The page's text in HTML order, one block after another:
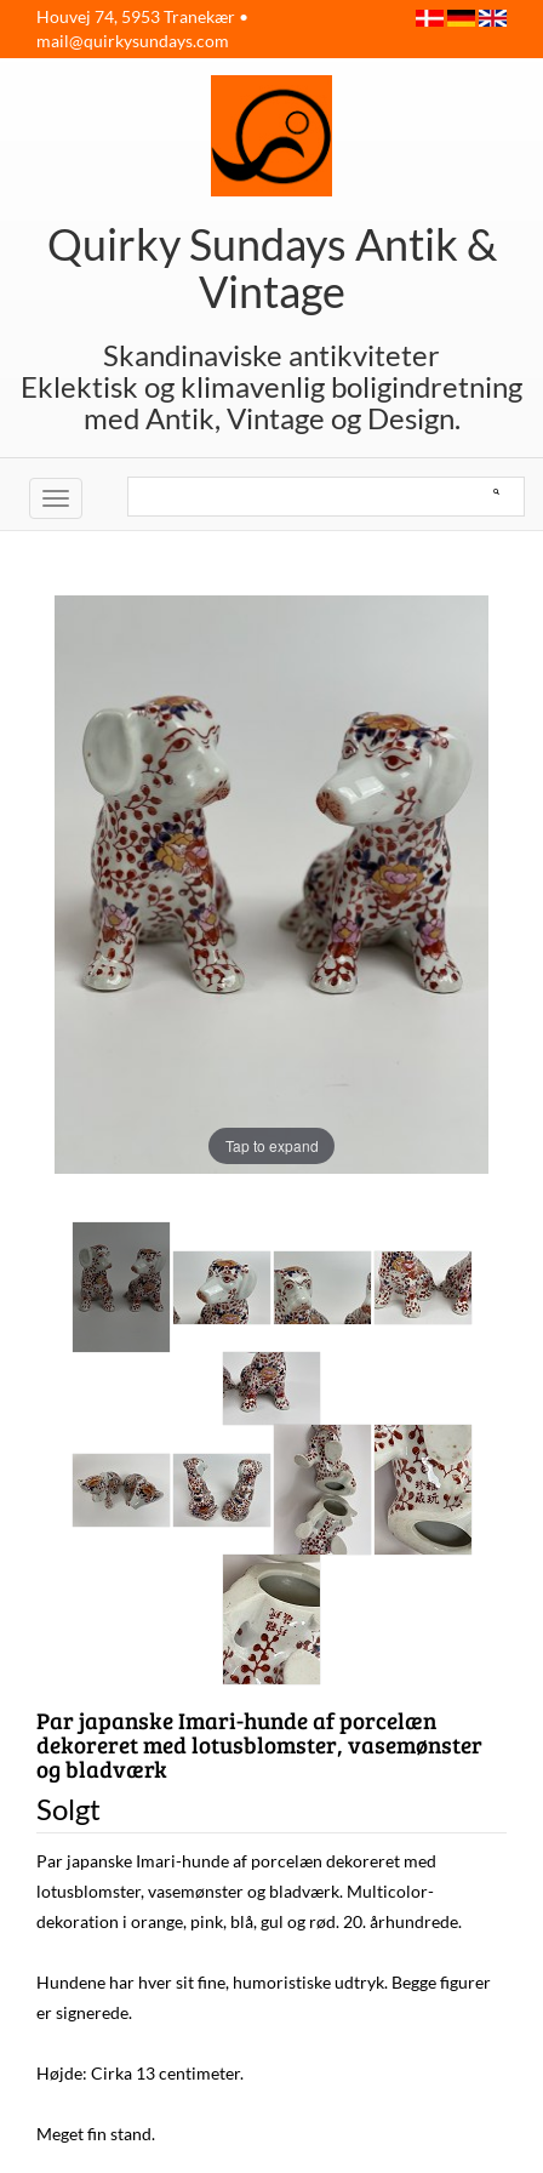
Houvej 74, 5953 Tranekær •
mail@quirkysundays.com
Quirky Sundays Antik &
Vintage
Skandinaviske antikviteter
Eklektisk og klimavenlig boligindretning
med Antik, Vintage og Design.
Toggle
navigation
Tap to expand
Par japanske Imari-hunde af porcelæn
dekoreret med lotusblomster, vasemønster
og bladværk
Solgt
Par japanske Imari-hunde af porcelæn dekoreret med
lotusblomster, vasemønster og bladværk. Multicolor-
dekoration i orange, pink, blå, gul og rød. 20. århundrede.
Hundene har hver sit fine, humoristiske udtryk. Begge figurer
er signerede.
Højde: Cirka 13 centimeter.
Meget fin stand.